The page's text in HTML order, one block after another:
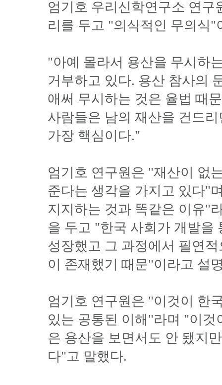
엄기호 우리신학연구소 연
리를 두고 "의식적인 무의식"
"아예 몰라서 용산을 무시하
거부하고 있다. 용산 참사의
애써 무시하는 것은 율법 때
사람들은 남의 재산을 건드
가장 핵심이다."
엄기호 연구원은 "재산이 없
준다는 생각을 가지고 있다"
지지하는 것과 똑같은 이유"
을 두고 "한국 사회가 개발을
성장했고 그 과정에서 필연
이 존재했기 때문"이라고 설
엄기호 연구원은 "이것이 한
있는 공통된 이해"라며 "이
은 용산을 보면서도 안 됐지
다"고 말했다.